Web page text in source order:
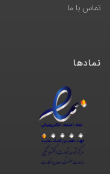
تماس با ما
نمادها